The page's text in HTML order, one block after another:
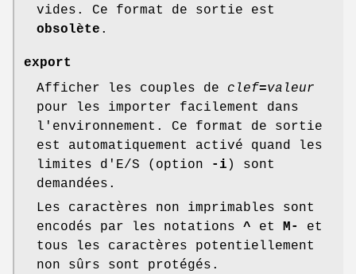
vides. Ce format de sortie est
obsolète .
export
Afficher les couples de clef=valeur
pour les importer facilement dans
l'environnement. Ce format de sortie
est automatiquement activé quand les
limites d'E/S (option
-i ) sont
demandées.
Les caractères non imprimables sont
encodés par les notations ^ et M-
et
tous les caractères potentiellement
non sûrs sont protégés.